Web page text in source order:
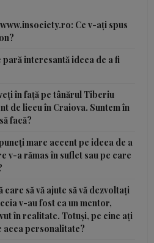
Ce v-ați spus
pară interesantă ideea de a fi
în față pe tânărul Tiberiu
de liceu în Craiova. Suntem în
facă?
mare accent pe ideea de a
v-a rămas în suflet sau pe care
să vă ajute să vă dezvoltați
v-au fost ca un mentor,
în realitate. Totuși, pe cine ați
acea personalitate?